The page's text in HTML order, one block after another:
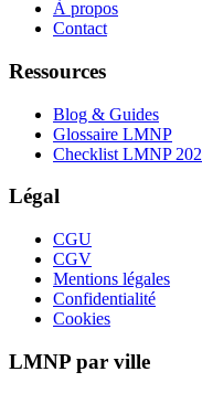
À propos
Contact
Ressources
Blog & Guides
Glossaire LMNP
Checklist LMNP
Légal
CGU
CGV
Mentions légales
Confidentialité
Cookies
LMNP par ville